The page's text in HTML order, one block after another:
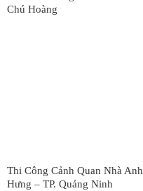
Chú Hoàng
Thi Công Cảnh Quan Nhà Anh
Hưng – TP. Quảng Ninh